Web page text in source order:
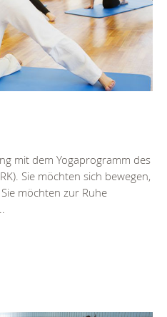
mit dem Yogaprogramm des
Sie möchten sich bewegen,
möchten zur Ruhe